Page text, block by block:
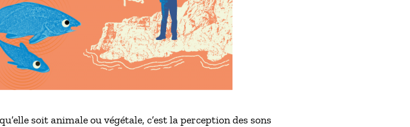
soit animale ou végétale, c’est la perception des sons